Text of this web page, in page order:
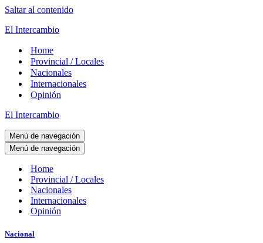
Saltar al contenido
El Intercambio
Home
Provincial / Locales
Nacionales
Internacionales
Opinión
El Intercambio
Menú de navegación
Menú de navegación
Home
Provincial / Locales
Nacionales
Internacionales
Opinión
Nacional